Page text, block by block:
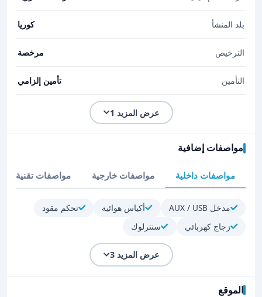
بلد المنشأ كوريا
الترخيص مرخصة
التأمين تأمين إلزامي
عرض المزيد 1
مواصفات إضافية
مواصفات داخلية مواصفات خارجية مواصفات تقنية
مدخل AUX / USB أكياس هوائية
تحكم مقود
زجاج كهربائي
سنترلوك
عرض المزيد 3
الموقع